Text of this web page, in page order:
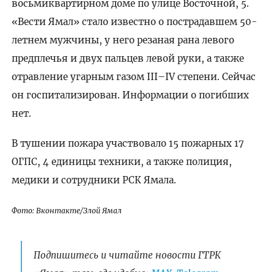
восьмиквартирном доме по улице Восточной, 5.
«Вести Ямал» стало известно о пострадавшем 50-
летнем мужчины, у него резаная рана левого
предплечья и двух пальцев левой руки, а также
отравление угарным газом III–IV степени. Сейчас
он госпитализирован. Информации о погибших
нет.
В тушении пожара участвовало 15 пожарных 17
ОГПС, 4 единицы техники, а также полиция,
медики и сотрудники РСК Ямала.
Фото: Вконтакте/Злой Ямал
Подпишитесь и читайте новости ГТРК